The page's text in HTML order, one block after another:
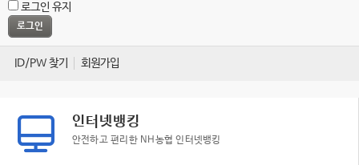
로그인 유지
ID/PW 찾기 회원가입
인터넷뱅킹
안전하고 편리한 NH농협 인터넷뱅킹